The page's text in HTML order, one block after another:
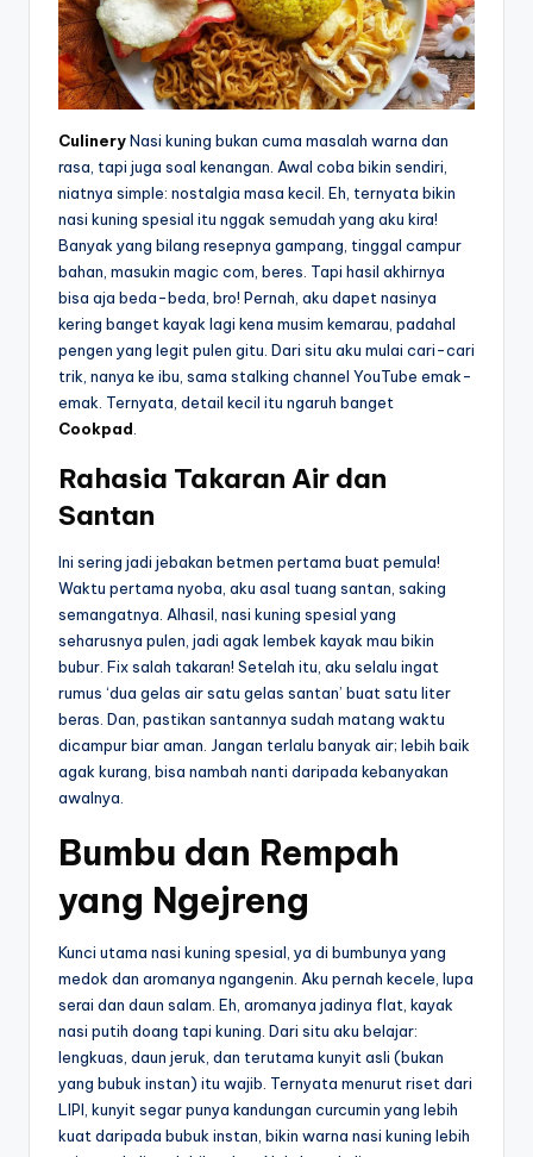
CulineryNasi kuning bukan cuma masalah warna dan
rasa, tapi juga soal kenangan. Awal coba bikin sendiri,
niatnya simple: nostalgia masa kecil. Eh, ternyata bikin
nasi kuning spesial itu nggak semudah yang aku kira!
Banyak yang bilang resepnya gampang, tinggal campur
bahan, masukin magic com, beres. Tapi hasil akhirnya
bisa aja beda-beda, bro! Pernah, aku dapet nasinya
kering banget kayak lagi kena musim kemarau, padahal
pengen yang legit pulen gitu. Dari situ aku mulai cari-cari
trik, nanya ke ibu, sama stalking channel YouTube emak-
emak. Ternyata, detail kecil itu ngaruh banget
Cookpad
Rahasia Takaran Air dan
Santan
Ini sering jadi jebakan betmen pertama buat pemula!
Waktu pertama nyoba, aku asal tuang santan, saking
semangatnya. Alhasil, nasi kuning spesial yang
seharusnya pulen, jadi agak lembek kayak mau bikin
bubur. Fix salah takaran! Setelah itu, aku selalu ingat
rumus ‘dua gelas air satu gelas santan’ buat satu liter
beras. Dan, pastikan santannya sudah matang waktu
dicampur biar aman. Jangan terlalu banyak air; lebih baik
agak kurang, bisa nambah nanti daripada kebanyakan
awalnya.
Bumbu dan Rempah
yang Ngejreng
Kunci utama nasi kuning spesial, ya di bumbunya yang
medok dan aromanya ngangenin. Aku pernah kecele, lupa
serai dan daun salam. Eh, aromanya jadinya flat, kayak
nasi putih doang tapi kuning. Dari situ aku belajar:
lengkuas, daun jeruk, dan terutama kunyit asli (bukan
yang bubuk instan) itu wajib. Ternyata menurut riset dari
LIPI, kunyit segar punya kandungan curcumin yang lebih
kuat daripada bubuk instan, bikin warna nasi kuning lebih